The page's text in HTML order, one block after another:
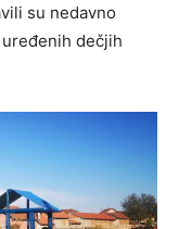
su nedavno
dečjih